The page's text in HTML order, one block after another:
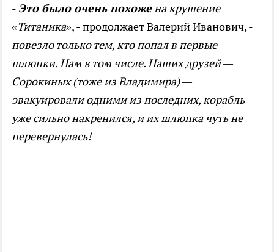
- Это было очень похожена крушение
«Титаника», - продолжает Валерий Иванович, -
повезло только тем, кто попал в первые
шлюпки. Нам в том числе. Наших друзей —
Сорокиных (тоже из Владимира) —
эвакуировали одними из последних, корабль
уже сильно накренился, и их шлюпка чуть не
перевернулась!